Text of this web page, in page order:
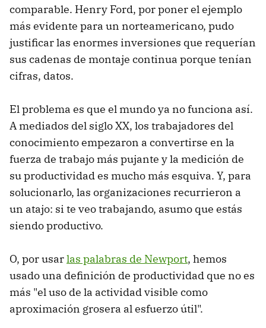
comparable. Henry Ford, por poner el ejemplo
más evidente para un norteamericano, pudo
justificar las enormes inversiones que requerían
sus cadenas de montaje continua porque tenían
cifras, datos.
El problema es que el mundo ya no funciona así.
A mediados del siglo XX, los trabajadores del
conocimiento empezaron a convertirse en la
fuerza de trabajo más pujante y la medición de
su productividad es mucho más esquiva. Y, para
solucionarlo, las organizaciones recurrieron a
un atajo: si te veo trabajando, asumo que estás
siendo productivo.
O, por usarlas palabras de Newport, hemos
usado una definición de productividad que no es
más "el uso de la actividad visible como
aproximación grosera al esfuerzo útil".